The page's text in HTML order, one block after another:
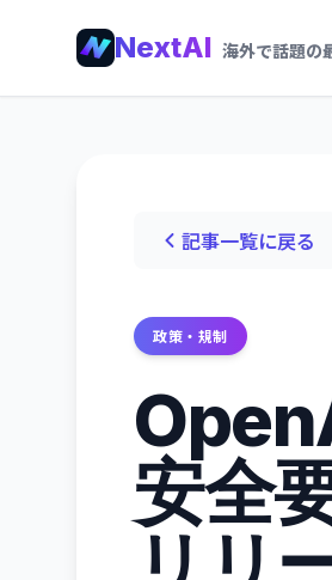
NextAI 海外で話題の
記事一覧に戻る
政策・規制
安全